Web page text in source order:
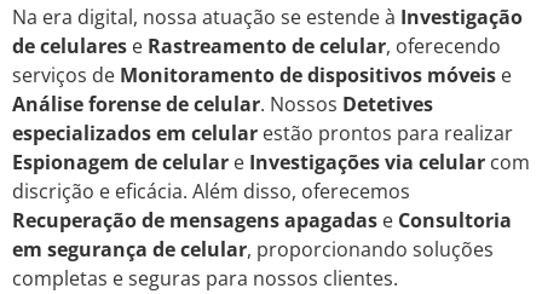
Na era digital, nossa atuação se estende à Investigação
de celulares e Rastreamento de celular, oferecendo
serviços de Monitoramento de dispositivos móveis e
Análise forense de celular. Nossos Detetives
especializados em celular estão prontos para realizar
Espionagem de celular e Investigações via celular com
discrição e eficácia. Além disso, oferecemos
Recuperação de mensagens apagadas e Consultoria
em segurança de celular, proporcionando soluções
completas e seguras para nossos clientes.